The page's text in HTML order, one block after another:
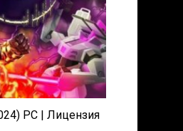
PC | Лицензия